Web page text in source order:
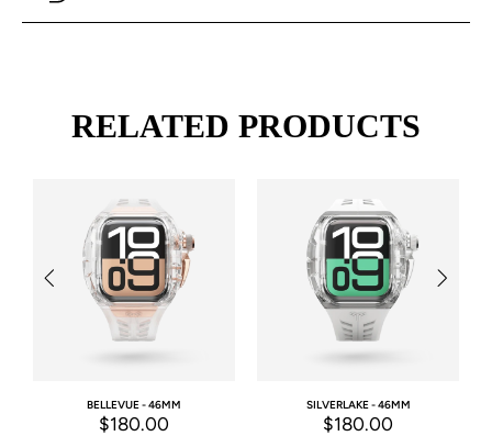
RELATED PRODUCTS
BELLEVUE - 46MM
$180.00
SILVERLAKE - 46MM
$180.00